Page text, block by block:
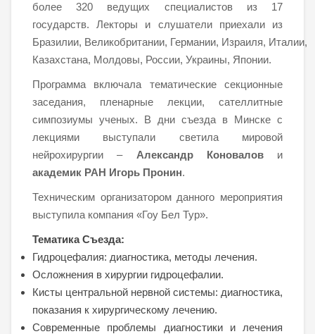
более 320 ведущих специалистов из 17
государств. Лекторы и слушатели приехали из
Бразилии, Великобритании, Германии, Израиля, Италии,
Казахстана, Молдовы, России, Украины, Японии.
Программа включала тематические секционные
заседания, пленарные лекции, сателлитные
симпозиумы ученых. В дни съезда в Минске с
лекциями выступали светила мировой
нейрохирургии –Александр Коновалови
академик РАН Игорь Пронин.
Техническим организатором данного мероприятия
выступила компания «Гоу Бел Тур».
Тематика Съезда:
Гидроцефалия: диагностика, методы лечения.
Осложнения в хирургии гидроцефалии.
Кисты центральной нервной системы: диагностика,
показания к хирургическому лечению.
Современные проблемы диагностики и лечения